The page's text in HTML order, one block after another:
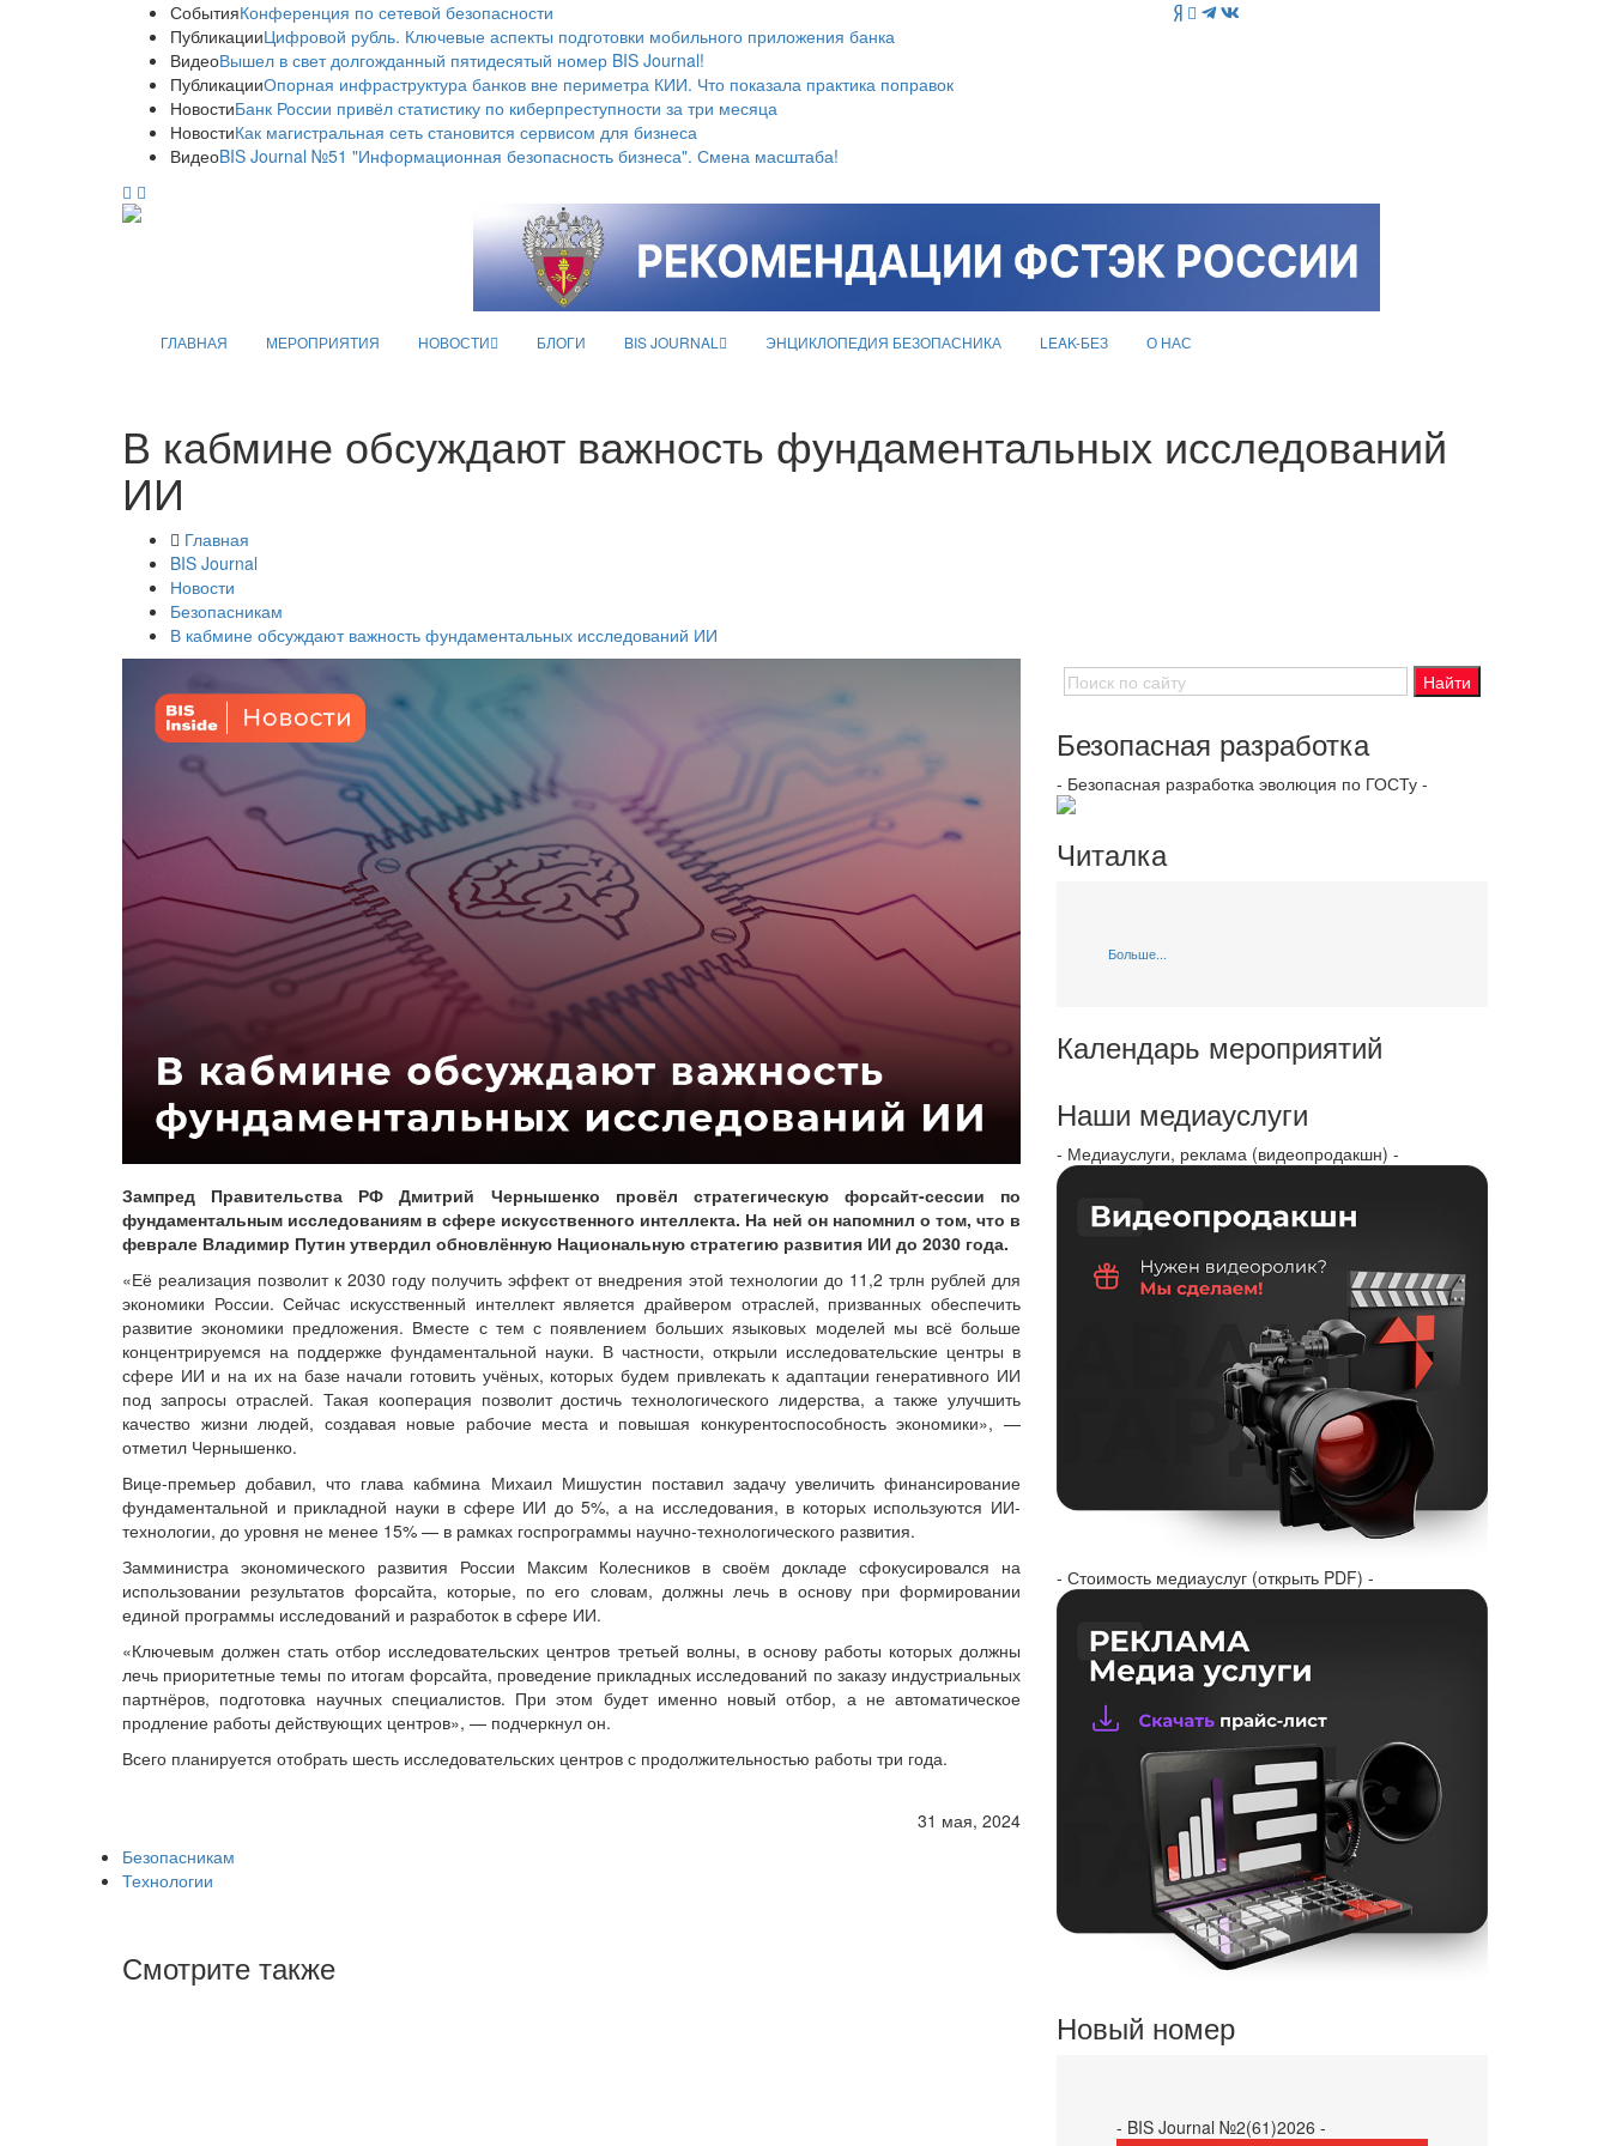
СобытияКонференция по сетевой безопасности
ПубликацииЦифровой рубль. Ключевые аспекты подготовки мобильного приложения банка
ВидеоВышел в свет долгожданный пятидесятый номер BIS Journal!
ПубликацииОпорная инфраструктура банков вне периметра КИИ. Что показала практика поправок
НовостиБанк России привёл статистику по киберпреступности за три месяца
НовостиКак магистральная сеть становится сервисом для бизнеса
ВидеоBIS Journal №51 "Информационная безопасность бизнеса". Смена масштаба!
ГЛАВНАЯ МЕРОПРИЯТИЯ НОВОСТИ БЛОГИ BIS JOURNAL ЭНЦИКЛОПЕДИЯ БЕЗОПАСНИКА LEAK-БЕЗ О НАС
В кабмине обсуждают важность фундаментальных исследований
ИИ
Главная
BIS Journal
Новости
Безопасникам
В кабмине обсуждают важность фундаментальных исследований ИИ
Зампред Правительства РФ Дмитрий Чернышенко провёл стратегическую форсайт-сессии по
фундаментальным исследованиям в сфере искусственного интеллекта. На ней он напомнил о том, что в
феврале Владимир Путин утвердил обновлённую Национальную стратегию развития ИИ до 2030 года.
«Её реализация позволит к 2030 году получить эффект от внедрения этой технологии до 11,2 трлн рублей для
экономики России. Сейчас искусственный интеллект является драйвером отраслей, призванных обеспечить
развитие экономики предложения. Вместе с тем с появлением больших языковых моделей мы всё больше
концентрируемся на поддержке фундаментальной науки. В частности, открыли исследовательские центры в
сфере ИИ и на их на базе начали готовить учёных, которых будем привлекать к адаптации генеративного ИИ
под запросы отраслей. Такая кооперация позволит достичь технологического лидерства, а также улучшить
качество жизни людей, создавая новые рабочие места и повышая конкурентоспособность экономики», —
отметил Чернышенко.
Вице-премьер добавил, что глава кабмина Михаил Мишустин поставил задачу увеличить финансирование
фундаментальной и прикладной науки в сфере ИИ до 5%, а на исследования, в которых используются ИИ-
технологии, до уровня не менее 15% — в рамках госпрограммы научно-технологического развития.
Замминистра экономического развития России Максим Колесников в своём докладе сфокусировался на
использовании результатов форсайта, которые, по его словам, должны лечь в основу при формировании
единой программы исследований и разработок в сфере ИИ.
«Ключевым должен стать отбор исследовательских центров третьей волны, в основу работы которых должны
лечь приоритетные темы по итогам форсайта, проведение прикладных исследований по заказу индустриальных
партнёров, подготовка научных специалистов. При этом будет именно новый отбор, а не автоматическое
продление работы действующих центров», — подчеркнул он.
Всего планируется отобрать шесть исследовательских центров с продолжительностью работы три года.
31 мая, 2024
Безопасникам
Технологии
Смотрите также
Безопасная разработка
- Безопасная разработка эволюция по ГОСТу -
Читалка
Больше...
Календарь мероприятий
Наши медиауслуги
- Медиауслуги, реклама (видеопродакшн) -
- Стоимость медиауслуг (открыть PDF) -
Новый номер
- BIS Journal №2(61)2026 -